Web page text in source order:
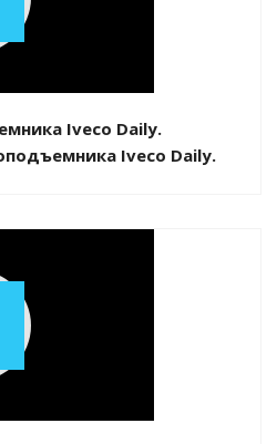
Iveco Daily.
Iveco Daily.